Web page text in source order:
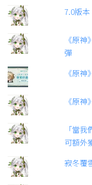
7.0版
《原
彈
《原
《原
「當
可額外
寂冬覆